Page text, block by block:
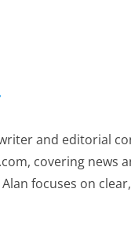
and editorial
covering news
focuses on